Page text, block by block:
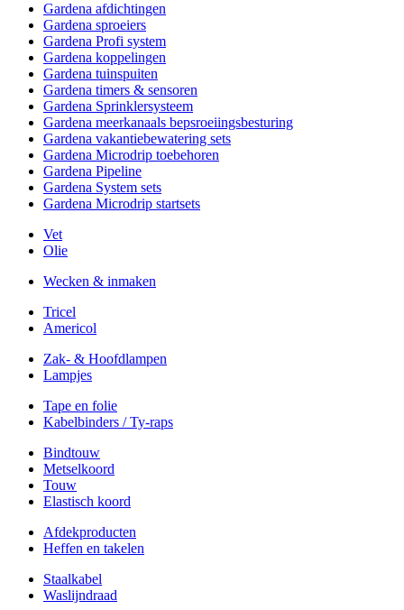
Gardena afdichtingen
Gardena sproeiers
Gardena Profi system
Gardena koppelingen
Gardena tuinspuiten
Gardena timers & sensoren
Gardena Sprinklersysteem
Gardena meerkanaals bepsroeiingsbesturing
Gardena vakantiebewatering sets
Gardena Microdrip toebehoren
Gardena Pipeline
Gardena System sets
Gardena Microdrip startsets
Vet
Olie
Wecken & inmaken
Tricel
Americol
Zak- & Hoofdlampen
Lampjes
Tape en folie
Kabelbinders / Ty-raps
Bindtouw
Metselkoord
Touw
Elastisch koord
Afdekproducten
Heffen en takelen
Staalkabel
Waslijndraad